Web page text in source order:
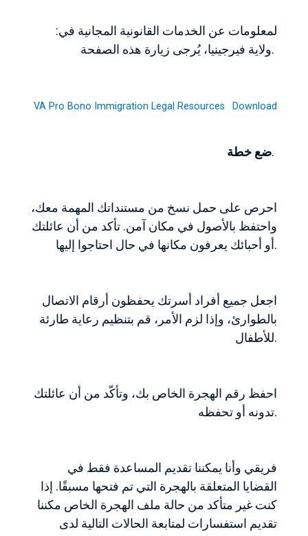
:لمعلومات عن الخدمات القانونية المجانية في
ولاية فيرجينيا، يُرجى زيارة هذه الصفحة.
VA Pro Bono Immigration Legal Resources Download
ضع خطة.
احرص على حمل نسخ من مستنداتك المهمة معك،
واحتفظ بالأصول في مكان آمن. تأكد من أن عائلتك
أو أحبائك يعرفون مكانها في حال احتاجوا إليها.
اجعل جميع أفراد أسرتك يحفظون أرقام الاتصال
بالطوارئ، وإذا لزم الأمر، قم بتنظيم رعاية طارئة
للأطفال.
احفظ رقم الهجرة الخاص بك، وتأكّد من أن عائلتك
تدونه أو تحفظه.
فريقي وأنا يمكننا تقديم المساعدة فقط في
القضايا المتعلقة بالهجرة التي تم فتحها مسبقًا. إذا
كنت غير متأكد من حالة ملف الهجرة الخاص مكننا
تقديم استفسارات لمتابعة الحالات التالية لدى